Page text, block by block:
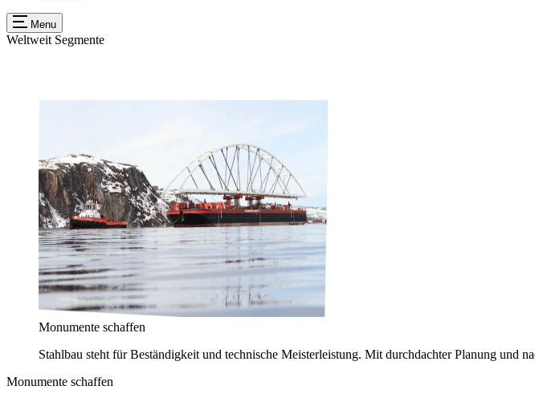
Menu
Weltweit Segmente
Monumente schaffen
Stahlbau steht für Beständigkeit und technische Meisterleistung. Mit durchdachter Planung und
Monumente schaffen